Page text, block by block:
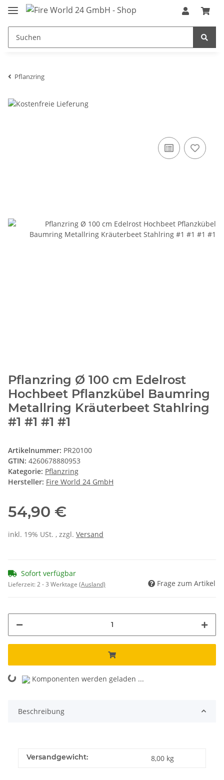
Pflanzring
Pflanzring Ø 100 cm Edelrost
Hochbeet Pflanzkübel Baumring
Metallring Kräuterbeet Stahlring
#1 #1 #1 #1
Artikelnummer: PR20100
GTIN: 4260678880953
Kategorie: Pflanzring
Hersteller: Fire World 24 GmbH
54,90 €
inkl. 19% USt. , zzgl. Versand
Sofort verfügbar
Lieferzeit:2 - 3 Werktage (Ausland) Frage zum Artikel
Loading...Komponenten werden geladen ...
Beschreibung
Versandgewicht: 8,00 kg